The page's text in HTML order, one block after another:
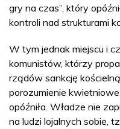
gry na czas”, który
kontroli nad strukturami
W tym jednak miejscu i
komunistów, którzy
rządów sankcję
porozumienie
opóźniła. Władze nie
na ludzi lojalnych sobie,